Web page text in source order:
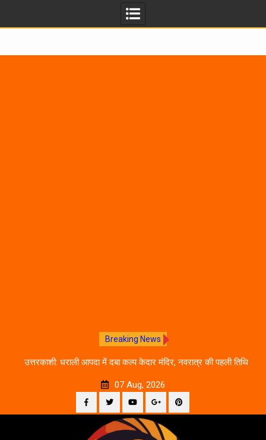
Breaking News
उत्तरकाशी: धराली आपदा में दबा कल्प केदार मंदिर, नवरात्र की पहली तिथि
07 Aug, 2026
Facebook
TwitterYouTubePlus
Google